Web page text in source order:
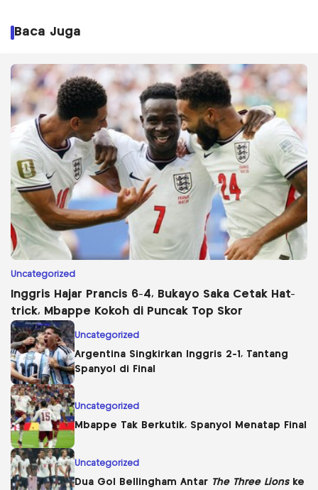
Baca Juga
Uncategorized
Inggris Hajar Prancis 6-4, Bukayo Saka Cetak Hat-
trick, Mbappe Kokoh di Puncak Top Skor
Uncategorized
Argentina Singkirkan Inggris 2-1, Tantang
Spanyol di Final
Uncategorized
Mbappe Tak Berkutik, Spanyol Menatap Final
Uncategorized
Dua Gol Bellingham Antar The Three Lionske